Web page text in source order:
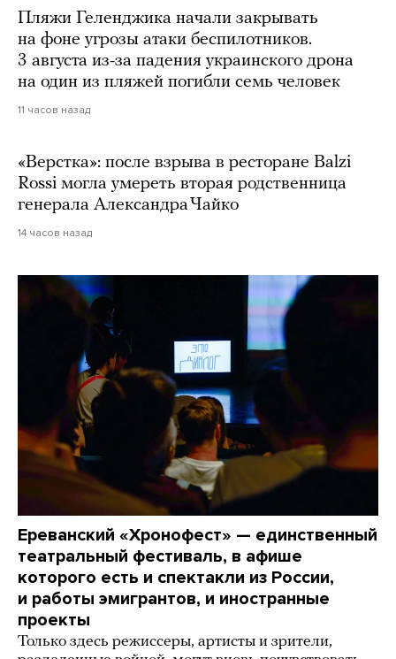
Пляжи Геленджика начали закрывать
на фоне угрозы атаки беспилотников.
3 августа из-за падения украинского дрона
на один из пляжей погибли семь человек
11 часов назад
«Верстка»: после взрыва в ресторане Balzi
Rossi могла умереть вторая родственница
генерала Александра Чайко
14 часов назад
Ереванский «Хронофест» — единственный
театральный фестиваль, в афише
которого есть и спектакли из России,
и работы эмигрантов, и иностранные
проекты
Только здесь режиссеры, артисты и зрители,